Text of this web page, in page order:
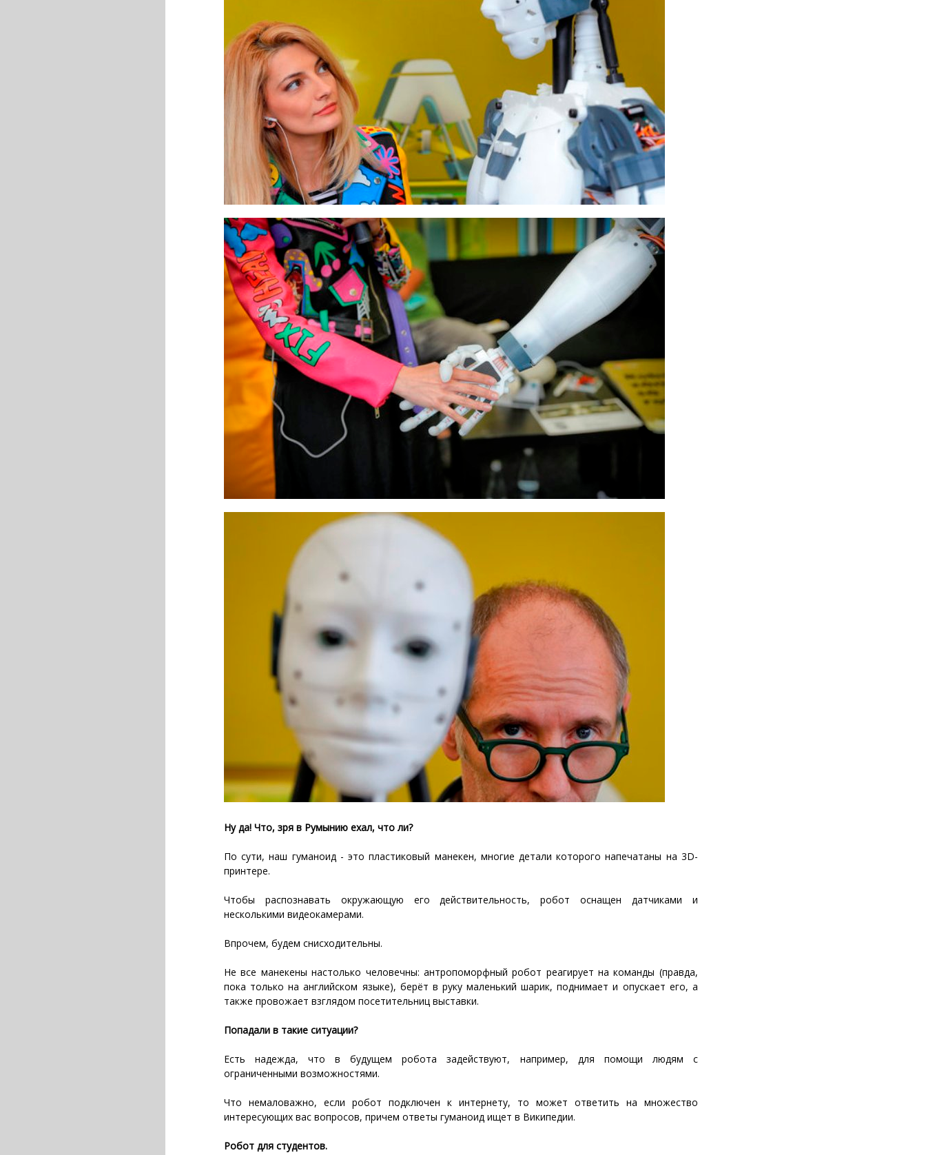
Ну да! Что, зря в Румынию ехал, что ли?
По сути, наш гуманоид - это пластиковый манекен, многие детали которого напечатаны на 3D-
принтере.
Чтобы распознавать окружающую его действительность, робот оснащен датчиками и
несколькими видеокамерами.
Впрочем, будем снисходительны.
Не все манекены настолько человечны: антропоморфный робот реагирует на команды (правда,
пока только на английском языке), берёт в руку маленький шарик, поднимает и опускает его, а
также провожает взглядом посетительниц выставки.
Попадали в такие ситуации?
Есть надежда, что в будущем робота задействуют, например, для помощи людям с
ограниченными возможностями.
Что немаловажно, если робот подключен к интернету, то может ответить на множество
интересующих вас вопросов, причем ответы гуманоид ищет в Википедии.
Робот для студентов.